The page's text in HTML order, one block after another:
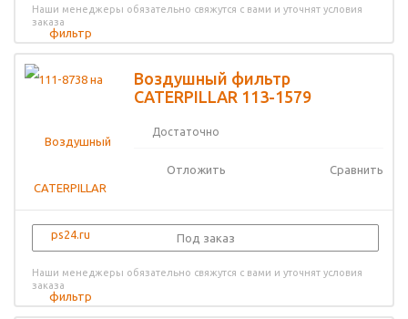
Наши менеджеры обязательно свяжутся с вами и уточнят условия
заказа
Воздушный фильтр
CATERPILLAR 113-1579
Достаточно
Отложить Сравнить
Под заказ
Наши менеджеры обязательно свяжутся с вами и уточнят условия
заказа